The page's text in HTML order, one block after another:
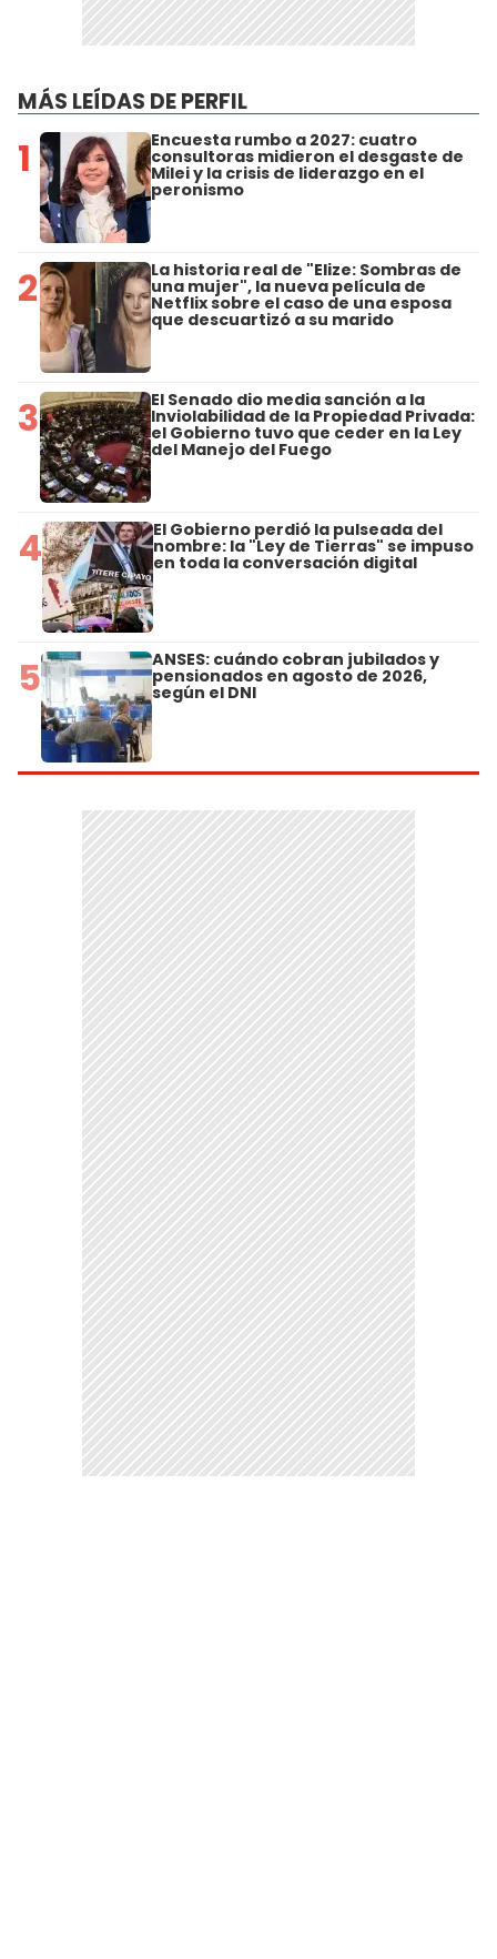
MÁS LEÍDAS DE PERFIL
1 Encuesta rumbo a 2027: cuatro
consultoras midieron el desgaste de
Milei y la crisis de liderazgo en el
peronismo
2 La historia real de "Elize: Sombras de
una mujer", la nueva película de
Netflix sobre el caso de una esposa
que descuartizó a su marido
3 El Senado dio media sanción a la
Inviolabilidad de la Propiedad Privada:
el Gobierno tuvo que ceder en la Ley
del Manejo del Fuego
4 El Gobierno perdió la pulseada del
nombre: la "Ley de Tierras" se impuso
en toda la conversación digital
5 ANSES: cuándo cobran jubilados y
pensionados en agosto de 2026,
según el DNI